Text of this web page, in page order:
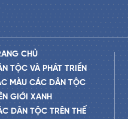
CHỦ
TỘC VÀ PHÁT TRIỂN
MÀU CÁC DÂN TỘC
GIỚI XANH
DÂN TỘC TRÊN THẾ